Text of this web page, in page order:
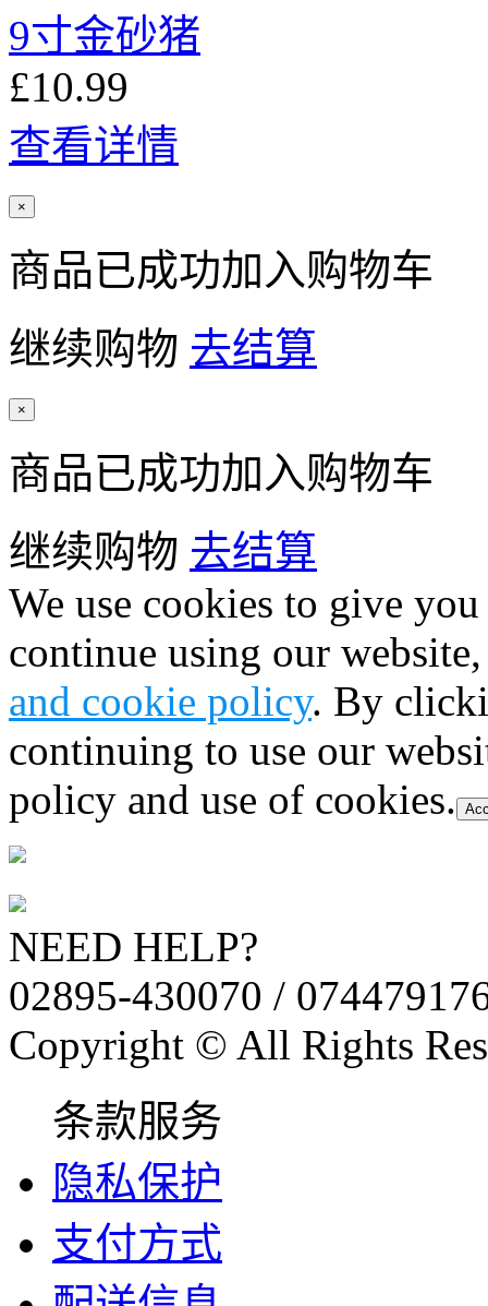
9寸金砂猪
£10.99
查看详情
×
商品已成功加入购物车
继续购物 去结算
×
商品已成功加入购物车
继续购物 去结算
We use cookies to give
continue using our
and cookie policy. By
continuing to use our
policy and use of cookies.
NEED HELP?
02895-430070 /
Copyright © All Rights
条款服务
隐私保护
支付方式